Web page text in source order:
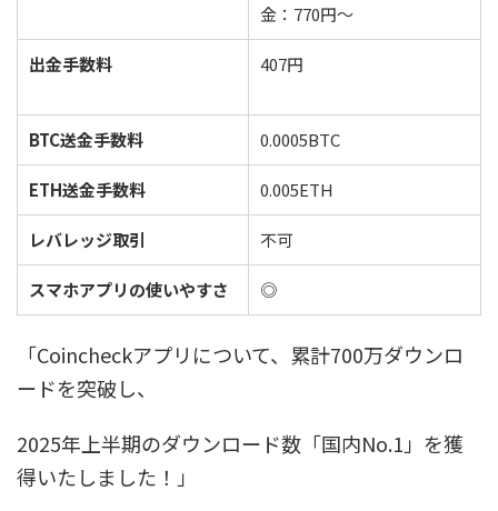
金：770円～
出金手数料 407円
BTC送金手数料 0.0005BTC
ETH送金手数料 0.005ETH
レバレッジ取引 不可
スマホアプリの使いやすさ ◎
「Coincheckアプリについて、累計700万ダウンロ
ードを突破し、
2025年上半期のダウンロード数「国内No.1」を獲
得いたしました！」